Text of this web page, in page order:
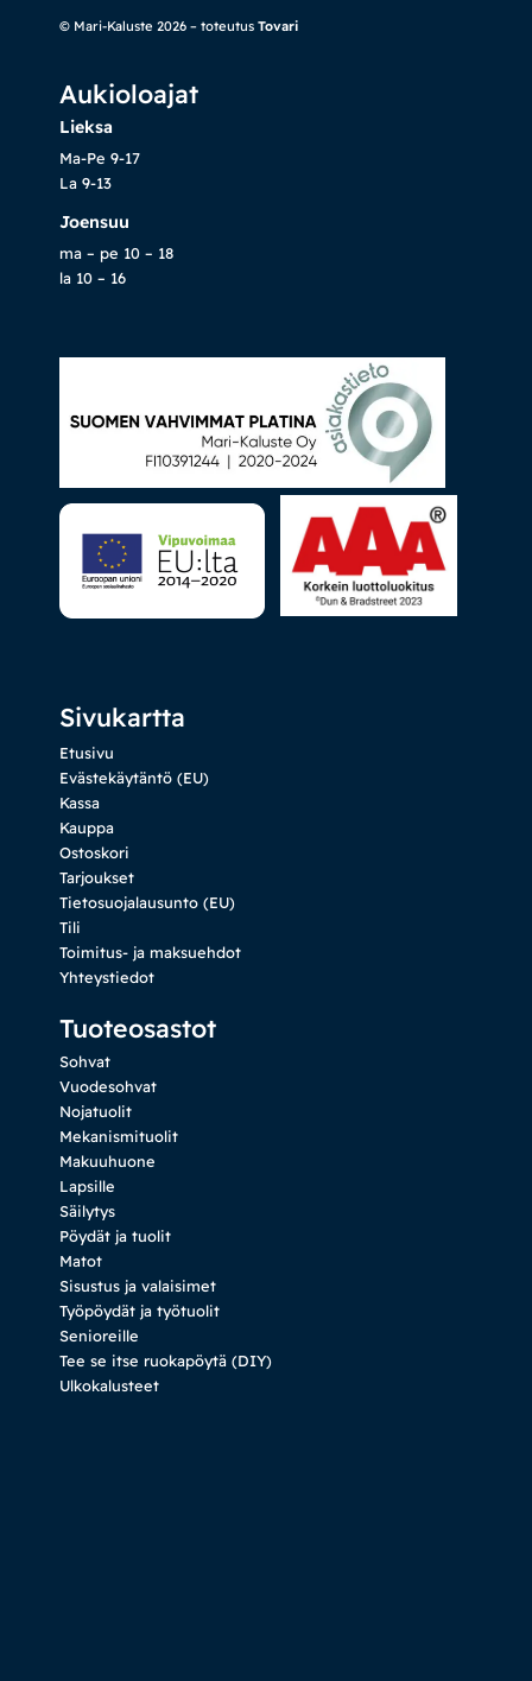
© Mari-Kaluste 2026 – toteutus Tovari
Aukioloajat
Lieksa
Ma-Pe 9-17
La 9-13
Joensuu
ma – pe 10 – 18
la 10 – 16
Sivukartta
Etusivu
Evästekäytäntö (EU)
Kassa
Kauppa
Ostoskori
Tarjoukset
Tietosuojalausunto (EU)
Tili
Toimitus- ja maksuehdot
Yhteystiedot
Tuoteosastot
Sohvat
Vuodesohvat
Nojatuolit
Mekanismituolit
Makuuhuone
Lapsille
Säilytys
Pöydät ja tuolit
Matot
Sisustus ja valaisimet
Työpöydät ja työtuolit
Senioreille
Tee se itse ruokapöytä (DIY)
Ulkokalusteet